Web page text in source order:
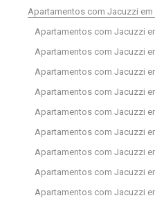
Apartamentos com Jacuzzi
Apartamentos com Jacuzzi
Apartamentos com Jacuzzi
Apartamentos com Jacuzzi
Apartamentos com Jacuzzi
Apartamentos com Jacuzzi
Apartamentos com Jacuzzi
Apartamentos com Jacuzzi
Apartamentos com Jacuzzi
Apartamentos com Jacuzzi